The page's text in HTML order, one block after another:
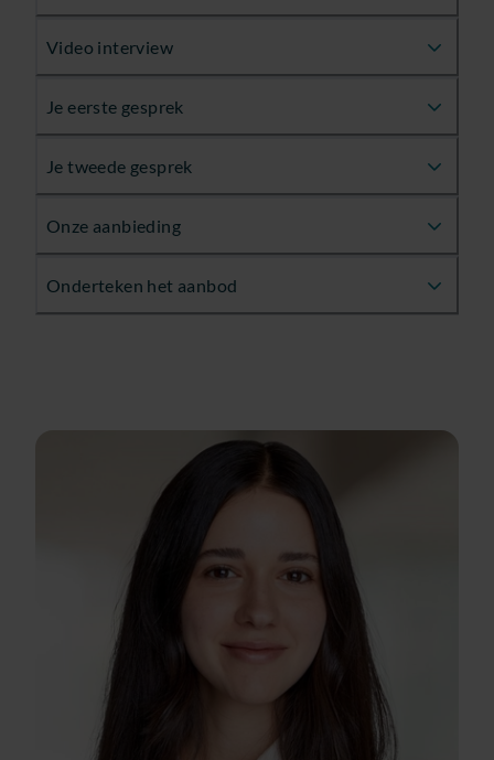
Video interview
Je eerste gesprek
Je tweede gesprek
Onze aanbieding
Onderteken het aanbod